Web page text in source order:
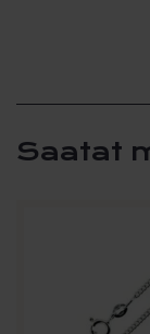
Saatat